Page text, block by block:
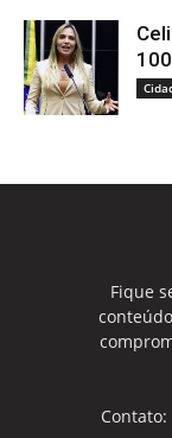
Fique
Contato: